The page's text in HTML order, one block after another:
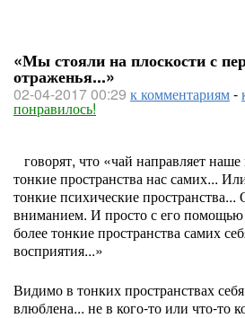
«Мы стояли на плоскости с
отраженья...»
02-04-2017 00:29 к комментариям-
понравилось!
говорят, что «чай направляет
тонкие пространства нас самих...
тонкие психические пространства...
вниманием. И просто с его
более тонкие пространства самих
восприятия...»
Видимо в тонких пространствах
влюблена... не в кого-то или что-то